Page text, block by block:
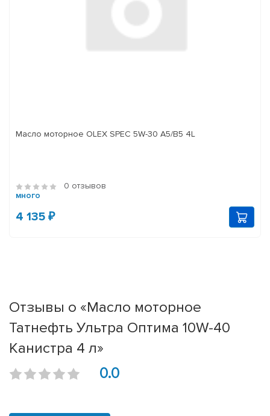
Масло моторное OLEX SPEC 5W-30 A5/B5 4L
0 отзывов
много
4 135 ₽
Отзывы о «Масло моторное
Татнефть Ультра Оптима 10W-40
Канистра 4 л»
0.0